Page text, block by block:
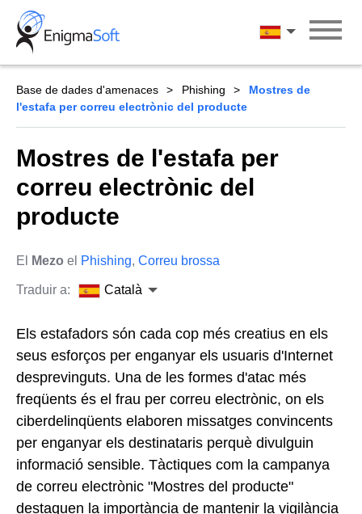
Skip
content
Català
Base de dades d'amenaces Phishing
Mostres de
l'estafa per correu electrònic del producte
Mostres de l'estafa per
correu electrònic del
producte
El Mezo el Phishing, Correu brossa
Traduir a: Català
Els estafadors són cada cop més creatius en els
seus esforços per enganyar els usuaris d'Internet
desprevinguts. Una de les formes d'atac més
freqüents és el frau per correu electrònic, on els
ciberdelinqüents elaboren missatges convincents
per enganyar els destinataris perquè divulguin
informació sensible. Tàctiques com la campanya
de correu electrònic "Mostres del producte"
destaquen la importància de mantenir la vigilància